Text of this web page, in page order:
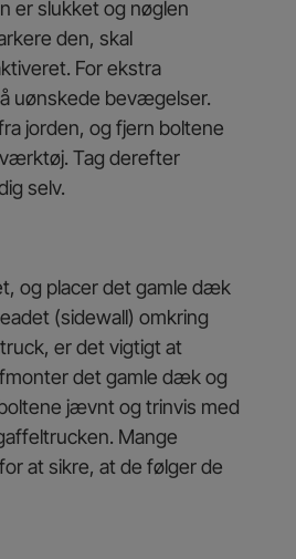
er slukket og nøglen
den, skal
For ekstra
uønskede bevægelser.
jorden, og fjern boltene
Tag derefter
selv.
og placer det gamle dæk
(sidewall) omkring
er det vigtigt at
det gamle dæk og
jævnt og trinvis med
Mange
at sikre, at de følger de